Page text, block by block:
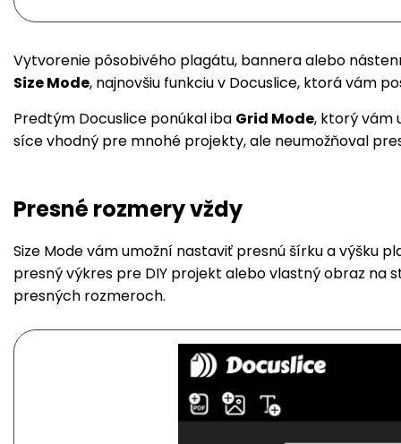
Vytvorenie pôsobivého plagátu, bannera alebo
Size Mode, najnovšiu funkciu v Docuslice, ktorá vám
Predtým Docuslice ponúkal iba Grid Mode, ktorý vám
síce vhodný pre mnohé projekty, ale neumožňoval
Presné rozmery vždy
Size Mode vám umožní nastaviť presnú šírku a výšku
presný výkres pre DIY projekt alebo vlastný obraz na
presných rozmeroch.